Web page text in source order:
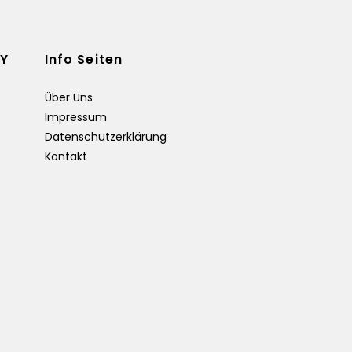
Info Seiten
Über Uns
Impressum
Datenschutzerklärung
Kontakt